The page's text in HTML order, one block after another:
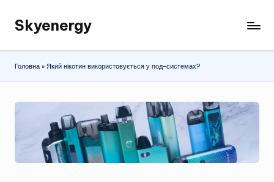
Перейти
вмісту
Skyenergy
Головна»Який нікотин використовується у под-системах?